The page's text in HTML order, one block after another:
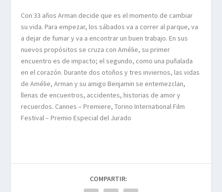
Con 33 años Arman decide que es el momento de cambiar
su vida. Para empezar, los sábados va a correr al parque, va
a dejar de fumar y va a encontrar un buen trabajo. En sus
nuevos propósitos se cruza con Amélie, su primer
encuentro es de impacto; el segundo, como una puñalada
en el corazón. Durante dos otoños y tres inviernos, las vidas
de Amélie, Arman y su amigo Benjamin se entemezclan,
llenas de encuentros, accidentes, historias de amor y
recuerdos. Cannes – Premiere, Torino International Film
Festival – Premio Especial del Jurado
COMPARTIR: